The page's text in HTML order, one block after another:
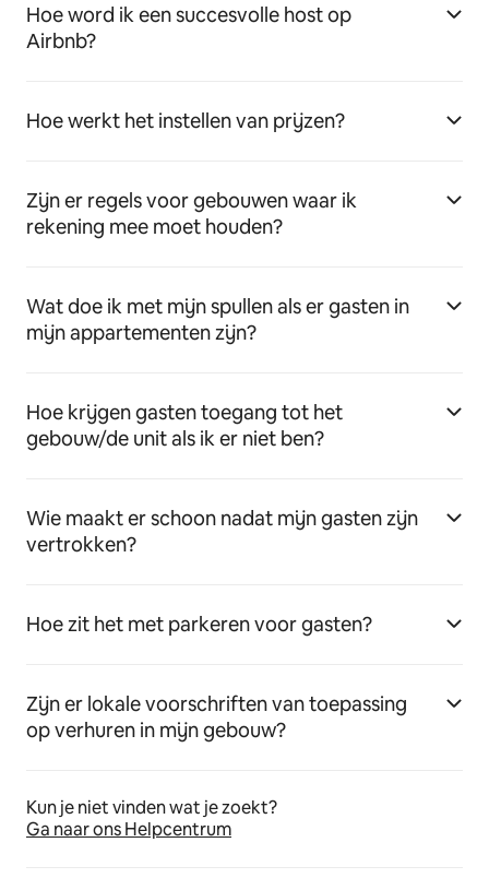
Hoe word ik een succesvolle host op
Airbnb?
Hoe werkt het instellen van prijzen?
Zijn er regels voor gebouwen waar ik
rekening mee moet houden?
Wat doe ik met mijn spullen als er gasten in
mijn appartementen zijn?
Hoe krijgen gasten toegang tot het
gebouw/de unit als ik er niet ben?
Wie maakt er schoon nadat mijn gasten zijn
vertrokken?
Hoe zit het met parkeren voor gasten?
Zijn er lokale voorschriften van toepassing
op verhuren in mijn gebouw?
Kun je niet vinden wat je zoekt?
Ga naar ons Helpcentrum